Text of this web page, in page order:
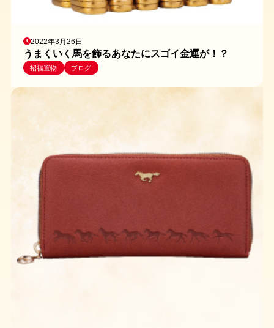
2022年3月26日
うまくいく馬を飾るあなたにスゴイ金運が！？
招福置物 ブログ